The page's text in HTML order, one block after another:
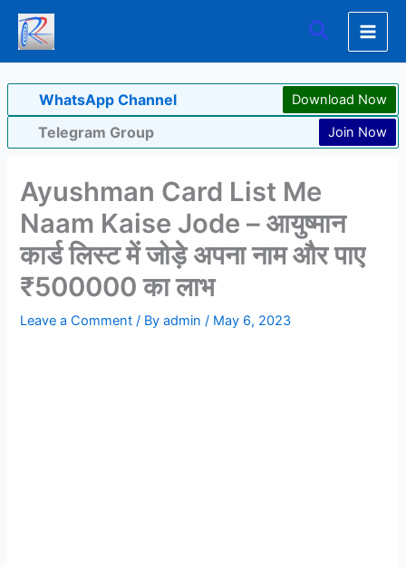
Skip
content
Search
WhatsApp Channel Download Now
Telegram Group Join Now
Ayushman Card List Me
Naam Kaise Jode – आयुष्मान
कार्ड लिस्ट में जोड़े अपना नाम और पाए
₹500000 का लाभ
Leave a Comment / Byadmin/ May 6, 2023